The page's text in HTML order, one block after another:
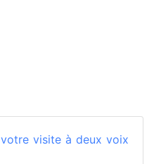
votre visite à deux voix